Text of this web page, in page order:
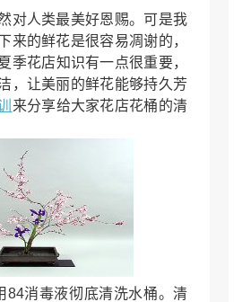
人类最美好恩赐。可是我
来的鲜花是很容易凋谢的，
季花店知识有一点很重要，
，让美丽的鲜花能够持久芳
来分享给大家花店花桶的清
消毒液彻底清洗水桶。清